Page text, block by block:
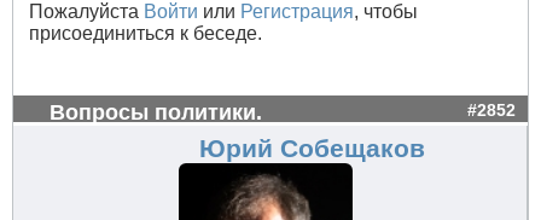
Пожалуйста Войти или Регистрация, чтобы
присоединиться к беседе.
Вопросы политики. #2852
Юрий Собещаков